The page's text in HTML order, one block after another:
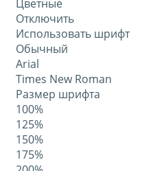
Цветные
Отключить
Использовать шрифт
Обычный
Arial
Times New Roman
Размер шрифта
100%
125%
150%
175%